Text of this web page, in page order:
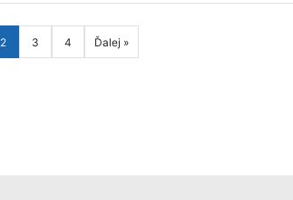
2 3 4 Ďalej »